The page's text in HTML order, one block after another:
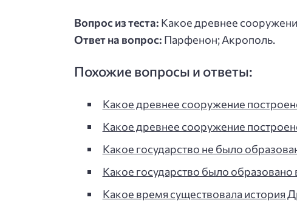
Вопрос из теста: Какое древнее
Ответ на вопрос: Парфенон; Акрополь.
Похожие вопросы и ответы:
Какое древнее сооружение
Какое древнее сооружение
Какое государство не было
Какое государство было
Какое время существовала история